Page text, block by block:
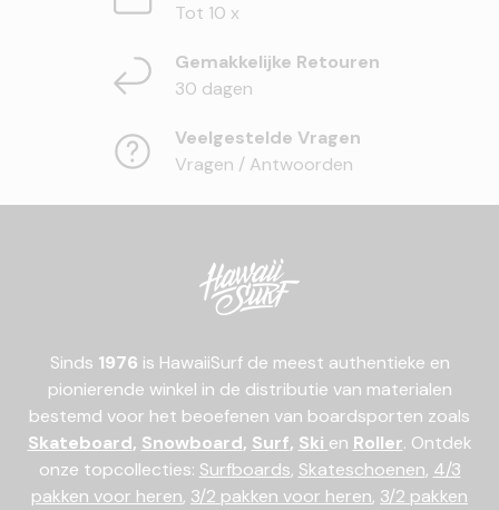
Tot 10 x
Gemakkelijke Retouren
30 dagen
Veelgestelde Vragen
Vragen / Antwoorden
Sinds 1976 is HawaiiSurf de meest authentieke en
pionierende winkel in de distributie van materialen
bestemd voor het beoefenen van boardsporten zoals
Skateboard, Snowboard, Surf, Ski en Roller. Ontdek
onze topcollecties: Surfboards, Skateschoenen, 4/3
pakken voor heren, 3/2 pakken voor heren, 3/2 pakken